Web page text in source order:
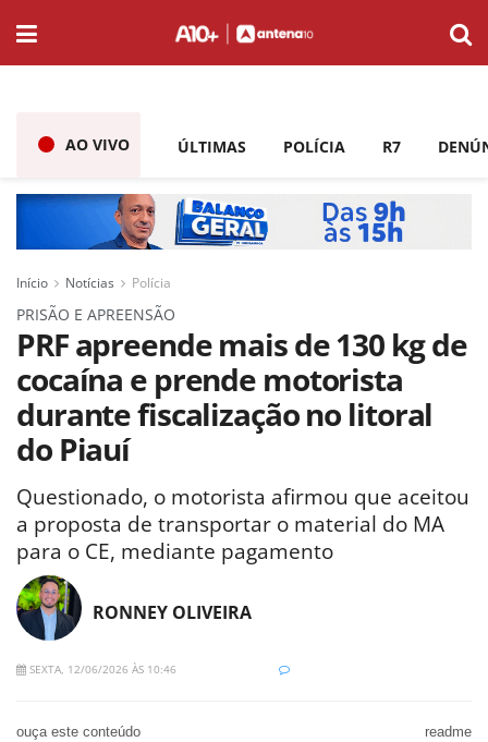
AO VIVO ÚLTIMAS POLÍCIA R7
Início Notícias Polícia
PRISÃO E APREENSÃO
PRF apreende mais de 130 kg de
cocaína e prende motorista
durante fiscalização no litoral
do Piauí
Questionado, o motorista afirmou que aceitou
a proposta de transportar o material do MA
para o CE, mediante pagamento
RONNEY OLIVEIRA
SEXTA, 12/06/2026 ÀS 10:46
ouça este conteúdo readme